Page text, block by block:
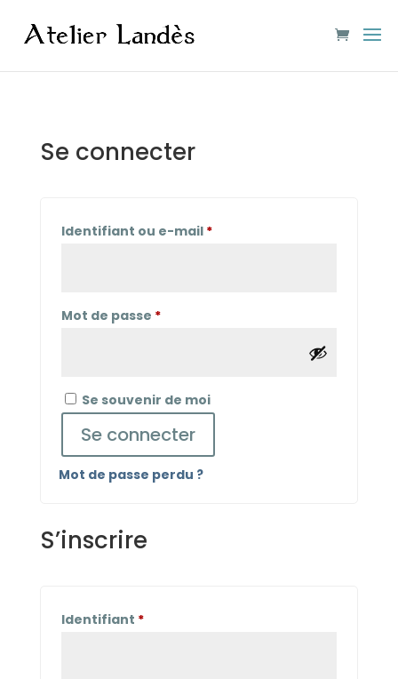
Se connecter
Identifiant ou e-mail *Obligatoire
Mot de passe *Obligatoire
Se souvenir de moi
Se connecter
Mot de passe perdu ?
S’inscrire
Identifiant *Obligatoire